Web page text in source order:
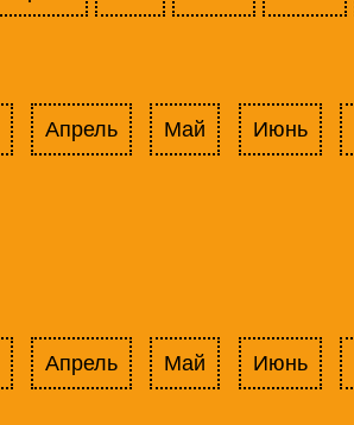
Апрель Май Июнь
Апрель Май Июнь